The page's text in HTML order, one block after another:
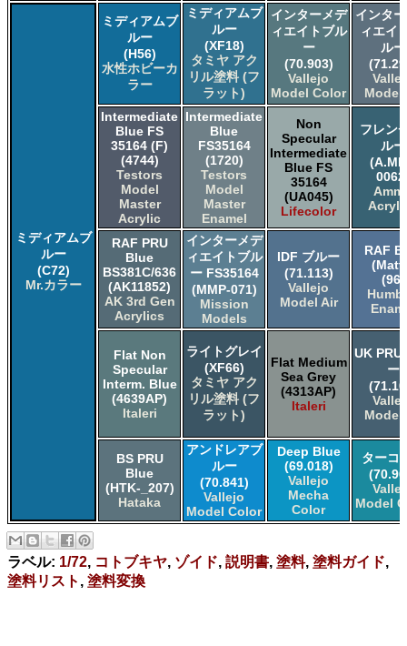
ミディアムブ
ルー
(C72)
Mr.カラー
ミディアムブ
ルー
(H56)
水性ホビーカ
ラー
ミディアムブ
ルー
(XF18)
タミヤ アク
リル塗料 (フ
ラット)
インターメデ
ィエイトブル
ー
(70.903)
Vallejo
Model Color
インタ
ィエイ
ルー
Model
Intermediate
Blue FS
35164 (F)
(4744)
Testors
Model
Master
Acrylic
Intermediate
Blue
FS35164
(1720)
Testors
Model
Master
Enamel
Non
Specular
Intermediate
Blue FS
35164
(UA045)
Lifecolor
フレン
ルー
RAF PRU
Blue
BS381C/636
(AK11852)
AK 3rd Gen
Acrylics
インターメデ
ィエイトブル
ー FS35164
(MMP-071)
Mission
Models
IDF ブルー
(71.113)
Vallejo
Model Air
RAF
(96)
Flat Non
Specular
Interm. Blue
(4639AP)
Italeri
ライトグレイ
(XF66)
タミヤ アク
リル塗料 (フ
ラット)
Flat Medium
Sea Grey
(4313AP)
Italeri
UK PRU
ー
Model
BS PRU
Blue
(HTK-_207)
Hataka
アンドレアブ
ルー
(70.841)
Vallejo
Model Color
Deep Blue
(69.018)
Vallejo
Mecha
Color
ターコ
Model
ラベル: 1/72, コトブキヤ, ゾイド, 説明書, 塗料, 塗料ガイド,
塗料リスト , 塗料変換